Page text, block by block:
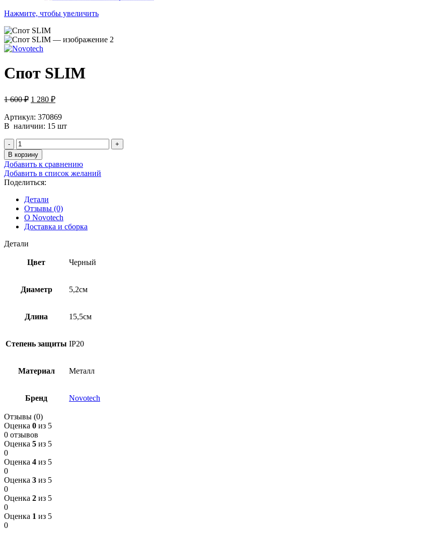
Нажмите, чтобы увеличить
Спот SLIM
1 600₽ 1 280 ₽
Артикул: 370869
В наличии: 15 шт
В корзину
Добавить к сравнению
Добавить в список желаний
Поделиться:
Детали
Отзывы (0)
О Novotech
Доставка и сборка
Детали
Цвет Черный
Диаметр 5,2см
Длина 15,5см
Степень защиты IP20
Материал Металл
Бренд Novotech
Отзывы (0)
Оценка 0 из 5
0 отзывов
Оценка 5 из 5
0
Оценка 4 из 5
0
Оценка 3 из 5
0
Оценка 2 из 5
0
Оценка 1 из 5
0